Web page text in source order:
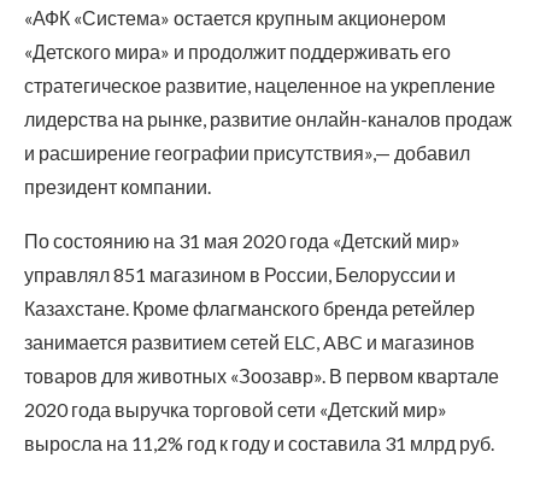
«АФК «Система» остается крупным акционером
«Детского мира» и продолжит поддерживать его
стратегическое развитие, нацеленное на укрепление
лидерства на рынке, развитие онлайн-каналов продаж
и расширение географии присутствия»,— добавил
президент компании.
По состоянию на 31 мая 2020 года «Детский мир»
управлял 851 магазином в России, Белоруссии и
Казахстане. Кроме флагманского бренда ретейлер
занимается развитием сетей ELC, ABC и магазинов
товаров для животных «Зоозавр». В первом квартале
2020 года выручка торговой сети «Детский мир»
выросла на 11,2% год к году и составила 31 млрд руб.